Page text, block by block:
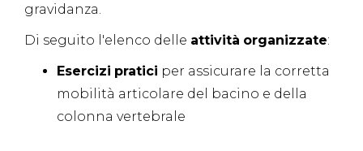
gravidanza.
Di seguito l'elenco delle attività organizzate:
Esercizi pratici per assicurare la corretta
mobilità articolare del bacino e della
colonna vertebrale